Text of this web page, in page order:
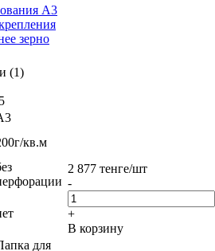
А3
зерно
(1)
кв.м
для
2 877 тенге/шт
-
+
В корзину